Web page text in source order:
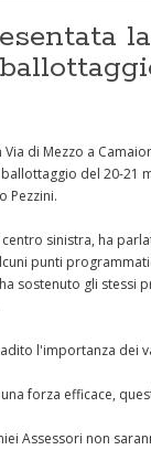
di Mezzo a
del 20-21
Pezzini.
sinistra, ha
punti
sostenuto gli stessi
l'importanza dei
forza efficace,
Assessori non